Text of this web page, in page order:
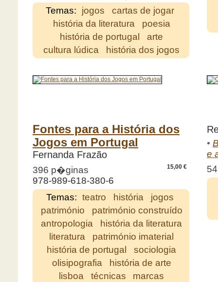
Temas: jogos
cartas de jogar
história da literatura
poesia
história de portugal
arte
cultura lúdica
história dos jogos
Fontes para a História dos
Jogos em Portugal
Fernanda Frazão
15,00 €
396 p�ginas
978-989-618-380-6
Temas: teatro história
jogos
património
património construído
antropologia
história da literatura
literatura
património imaterial
história de portugal
sociologia
olisipografia
história de arte
lisboa
técnicas
marcas
•
e